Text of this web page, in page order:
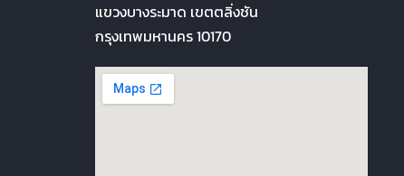
แขวงบางระมาด เขตตลิ่งชัน
กรุงเทพมหานคร 10170